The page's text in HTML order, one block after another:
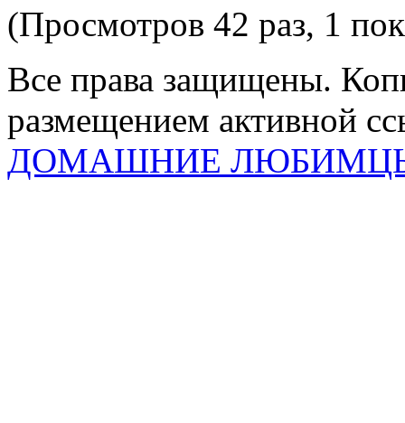
(Просмотров 42 раз, 1
Все права защищены.
размещением активной
ДОМАШНИЕ